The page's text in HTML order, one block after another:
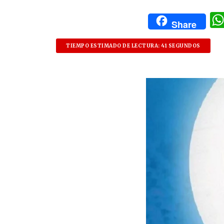
Share
TIEMPO ESTIMADO DE LECTURA: 41 SEGUNDOS